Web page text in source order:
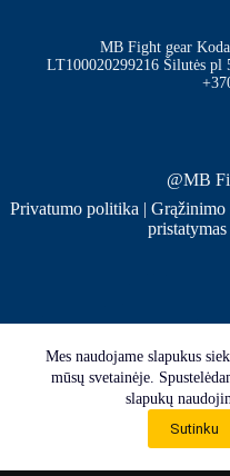
Mes naudojame slapukus
mūsų svetainėje.
slapukų
Sutinku
MB Fight gear
LT100020299216 Šilutės
@MB
Privatumo politika | Grąžinimo
pristatymas